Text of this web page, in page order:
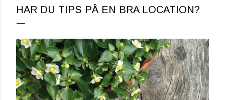
HAR DU TIPS PÅ EN BRA LOCATION?